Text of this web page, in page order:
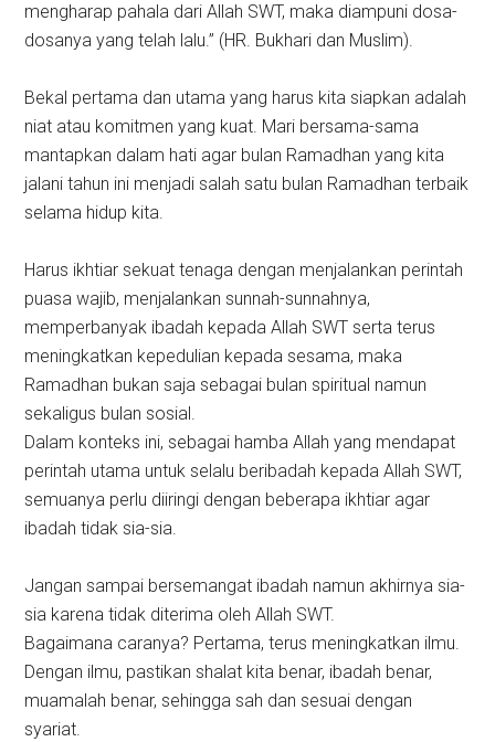
mengharap pahala dari Allah SWT, maka diampuni dosa-
dosanya yang telah lalu.” (HR. Bukhari dan Muslim).
Bekal pertama dan utama yang harus kita siapkan adalah
niat atau komitmen yang kuat. Mari bersama-sama
mantapkan dalam hati agar bulan Ramadhan yang kita
jalani tahun ini menjadi salah satu bulan Ramadhan terbaik
selama hidup kita.
Harus ikhtiar sekuat tenaga dengan menjalankan perintah
puasa wajib, menjalankan sunnah-sunnahnya,
memperbanyak ibadah kepada Allah SWT serta terus
meningkatkan kepedulian kepada sesama, maka
Ramadhan bukan saja sebagai bulan spiritual namun
sekaligus bulan sosial.
Dalam konteks ini, sebagai hamba Allah yang mendapat
perintah utama untuk selalu beribadah kepada Allah SWT,
semuanya perlu diiringi dengan beberapa ikhtiar agar
ibadah tidak sia-sia.
Jangan sampai bersemangat ibadah namun akhirnya sia-
sia karena tidak diterima oleh Allah SWT.
Bagaimana caranya? Pertama, terus meningkatkan ilmu.
Dengan ilmu, pastikan shalat kita benar, ibadah benar,
muamalah benar, sehingga sah dan sesuai dengan
syariat.